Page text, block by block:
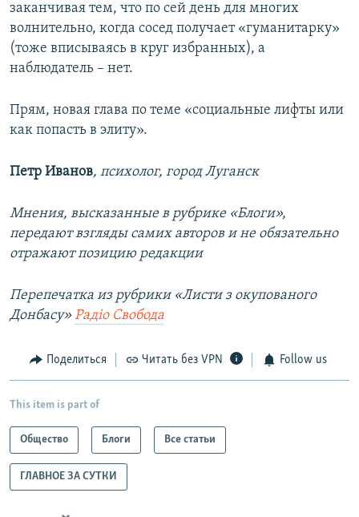
заканчивая тем, что по сей день для многих
волнительно, когда сосед получает «гуманитарку»
(тоже вписываясь в круг избранных), а
наблюдатель – нет.
Прям, новая глава по теме «социальные лифты или
как попасть в элиту».
Петр Иванов, психолог, город Луганск
Мнения, высказанные в рубрике «Блоги»,
передают взгляды самих авторов и не обязательно
отражают позицию редакции
Перепечатка из рубрики «Листи з окупованого
Донбасу» Радіо Свобода
Поделиться Читать без VPN Follow us
This item is part of
Общество Блоги Все статьи
ГЛАВНОЕ ЗА СУТКИ